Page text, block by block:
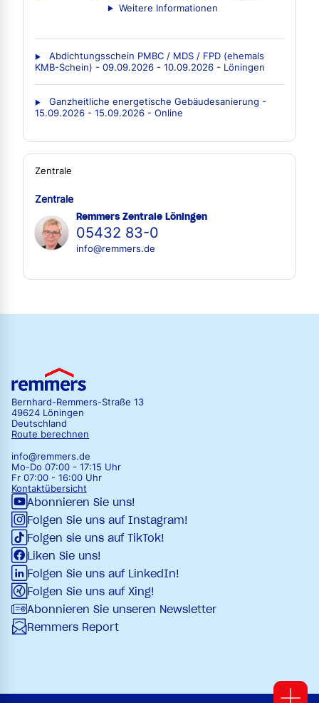
Weitere Informationen
Abdichtungsschein PMBC / MDS / FPD (ehemals
KMB-Schein) - 09.09.2026 - 10.09.2026 - Löningen
Ganzheitliche energetische Gebäudesanierung -
15.09.2026 - 15.09.2026 - Online
Zentrale
Zentrale
Remmers Zentrale Löningen
05432 83-0
info@remmers.de
Bernhard-Remmers-Straße 13
49624 Löningen
Deutschland
Route berechnen
info@remmers.de
Mo-Do 07:00 - 17:15 Uhr
Fr 07:00 - 16:00 Uhr
Kontaktübersicht
Abonnieren Sie uns!
Folgen Sie uns auf Instagram!
Folgen sie uns auf TikTok!
Liken Sie uns!
Folgen Sie uns auf LinkedIn!
Folgen Sie uns auf Xing!
Abonnieren Sie unseren Newsletter
Remmers Report